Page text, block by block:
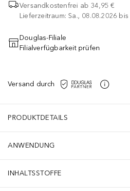
Versandkostenfrei ab 34,95 €
Lieferzeitraum: Sa., 08.08.2026
IN DEN
Douglas-Filiale
Filialverfügbarkeit prüfen
Versand durch
PRODUKTDETAILS
ANWENDUNG
INHALTSSTOFFE